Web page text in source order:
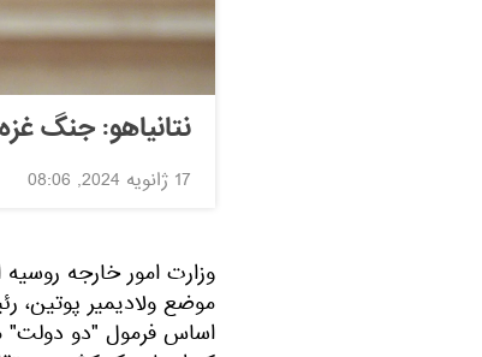
نتانیاهو: جنگ غزه
17 ژانویه 2024, 08:06
وزارت امور خارجه
موضع ولادیمیر پوتین،
اساس فرمول "دو دولت"